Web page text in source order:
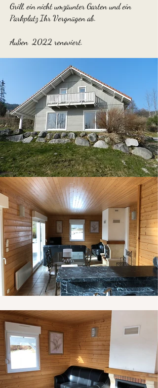
Grill, ein nicht umzäunter Garten und ein
Parkplatz Ihr Vergnügen ab.
Außen2022 renoviert.